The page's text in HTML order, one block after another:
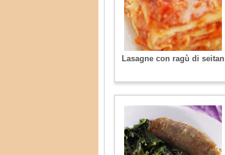
Lasagne con ragù di seitan